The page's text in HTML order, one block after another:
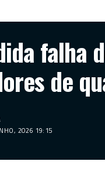
falha
de
2026 19:15